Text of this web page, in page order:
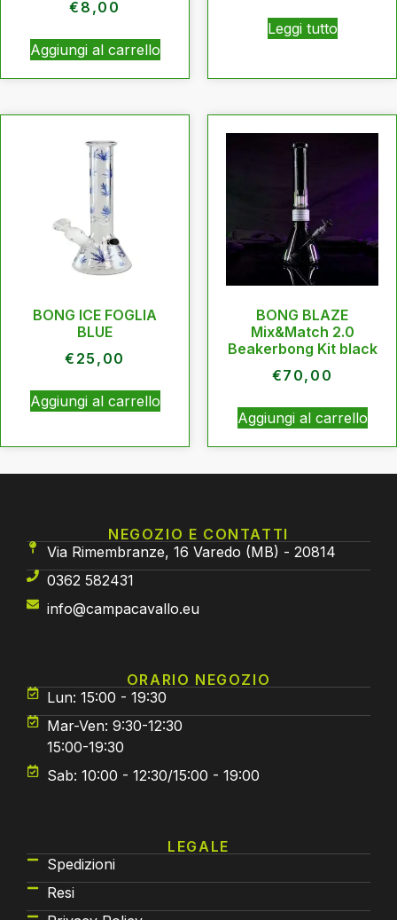
€ 8,00
Aggiungi al carrello
Leggi tutto
BONG ICE FOGLIA
BLUE
€ 25,00
Aggiungi al carrello
BONG BLAZE
Mix&Match 2.0
Beakerbong Kit black
€70,00
Aggiungi al carrello
NEGOZIO E CONTATTI
Via Rimembranze, 16 Varedo (MB) - 20814
0362 582431
info@campacavallo.eu
ORARIO NEGOZIO
Lun: 15:00 - 19:30
Mar-Ven: 9:30-12:30
15:00-19:30
Sab: 10:00 - 12:30/15:00 - 19:00
LEGALE
Spedizioni
Resi